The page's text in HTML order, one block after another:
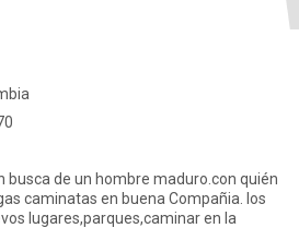
busca de un hombre maduro.con quién
caminatas en buena Compañia. los
lugares,parques,caminar en la